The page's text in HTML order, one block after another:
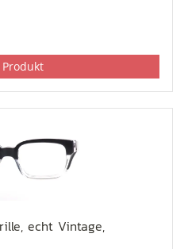
echt Vintage,